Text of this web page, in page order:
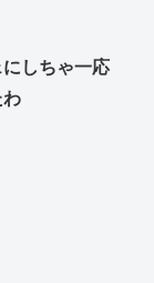
しちゃ一応
わ